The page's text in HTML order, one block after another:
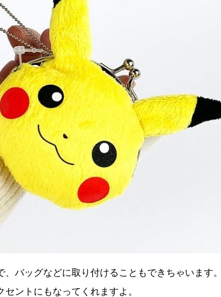
バッグなどに取り付けることもできちゃいます
ントにもなってくれますよ。